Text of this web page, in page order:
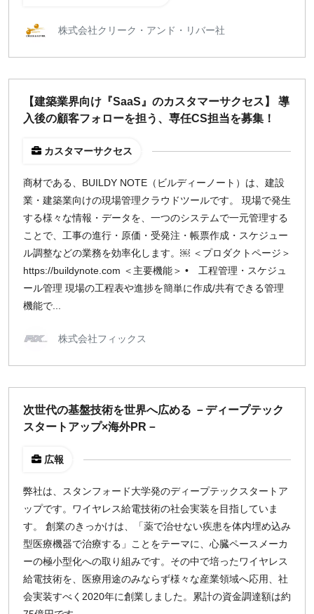
株式会社クリーク・アンド・リバー社
【建築業界向け『SaaS』のカスタマーサクセス】 導
入後の顧客フォローを担う、専任CS担当を募集！
カスタマーサクセス
商材である、BUILDY NOTE（ビルディーノート）は、建設
業・建築業向けの現場管理クラウドツールです。 現場で発生
する様々な情報・データを、一つのシステムで一元管理する
ことで、工事の進行・原価・受発注・帳票作成・スケジュー
ル調整などの業務を効率化します。￼ ＜プロダクトページ＞
https://buildynote.com ＜主要機能＞ • 工程管理・スケジュ
ール管理 現場の工程表や進捗を簡単に作成/共有できる管理
機能で...
株式会社フィックス
次世代の基盤技術を世界へ広める －ディープテック
スタートアップ×海外PR－
広報
弊社は、スタンフォード大学発のディープテックスタートア
ップです。ワイヤレス給電技術の社会実装を目指していま
す。 創業のきっかけは、「薬で治せない疾患を体内埋め込み
型医療機器で治療する」ことをテーマに、心臓ペースメーカ
ーの極小型化への取り組みです。その中で培ったワイヤレス
給電技術を、医療用途のみならず様々な産業領域へ応用、社
会実装すべく2020年に創業しました。累計の資金調達額は約